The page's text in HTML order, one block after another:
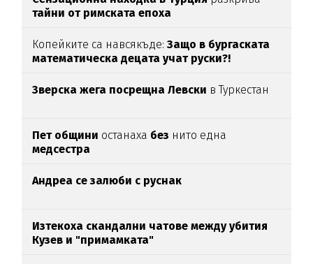
тайни от римската епоха
Копейките са навсякъде:Защо в бургаската
математическа децата учат руски?!
Зверска жега посрещна Левски в Туркестан
Пет общини останаха без нито една
медсестра
Андреа се залюби с руснак
Изтекоха скандални чатове между убития
Кузев и "примамката"